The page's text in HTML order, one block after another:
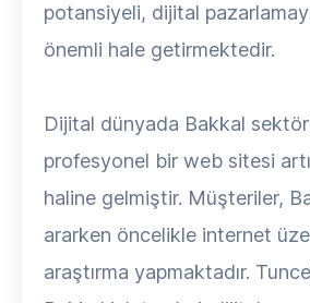
potansiyeli, dijital
önemli hale getirmektedir.
Dijital dünyada Bakkal
profesyonel bir web sitesi
haline gelmiştir. Müşteriler,
ararken öncelikle internet
araştırma yapmaktadır.